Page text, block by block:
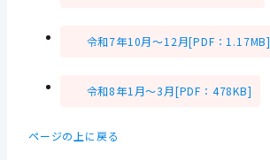
令和7年10月～12月[PDF：1.17MB]
令和8年1月～3月[PDF：478KB]
ページの上に戻る